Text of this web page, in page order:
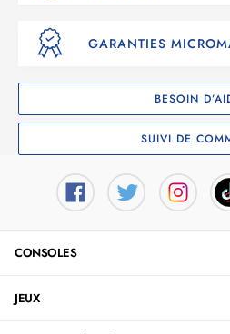
GARANTIES
BESOIN
SUIVI DE
CONSOLES
JEUX